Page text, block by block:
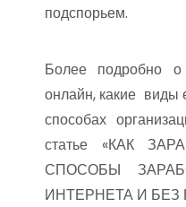
подспорьем.
Более подробно
онлайн, какие виды
способах
статье «КАК
СПОСОБЫ
ИНТЕРНЕТА И БЕЗ